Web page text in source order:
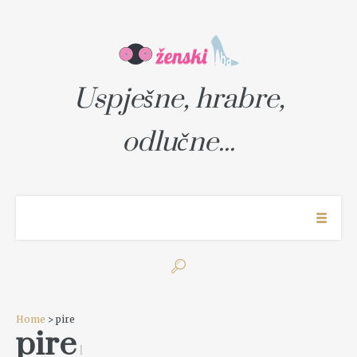
Uspješne, hrabre,
odlučne...
Home > pire
pire 1